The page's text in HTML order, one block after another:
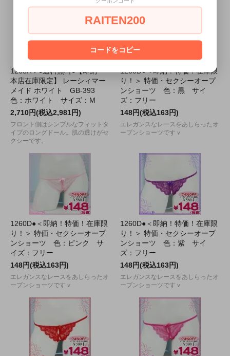
1268A▼●送料無料●【即納・
本店在庫限定】 レーシィマー
メイド ホワイト GB-393
色：ホワイト サイズ：M
2,710円(税込2,981円)
フロント側はシンプルなフィットタ
イプのロングドール。肌の透けがセ
クシーです。
1260D●＜即納！特価！在庫限
り！＞ 特価・セクシーオープ
ンショーツ 色：黒 サイ
ズ：フリー
148円(税込163円)
エレガンスなレースをあしらったオ
ープンショーツですｖ
1260D●＜即納！特価！在庫限
り！＞ 特価・セクシーオープ
ンショーツ 色：ピンク サ
イズ：フリー
148円(税込163円)
エレガンスなレースをあしらったオ
ープンショーツですｖ
1260D●＜即納！特価！在庫限
り！＞ 特価・セクシーオープ
ンショーツ 色：紫 サイ
ズ：フリー
148円(税込163円)
エレガンスなレースをあしらったオ
ープンショーツですｖ
RAITEN200
コードをコピー